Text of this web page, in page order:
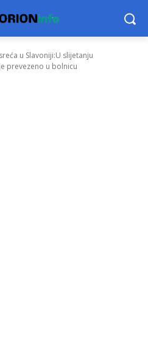
u Slavoniji:U slijetanju
prevezeno u bolnicu